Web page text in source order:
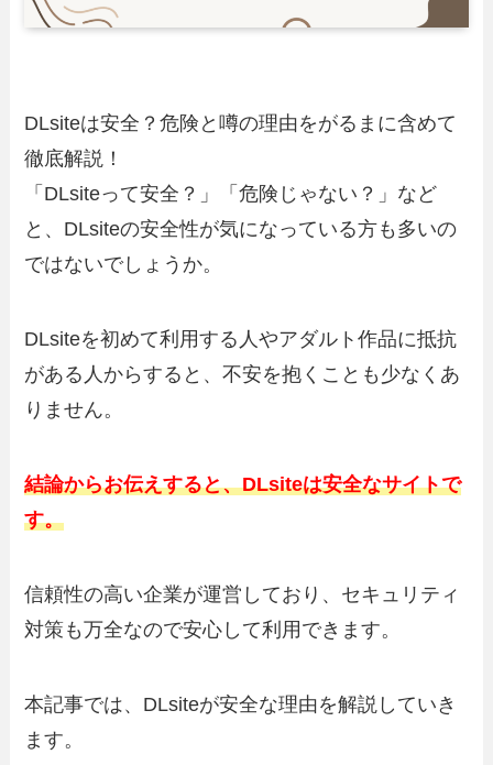
DLsiteは安全？危険と噂の理由をがるまに含めて
徹底解説！
「DLsiteって安全？」「危険じゃない？」など
と、DLsiteの安全性が気になっている方も多いの
ではないでしょうか。
DLsiteを初めて利用する人やアダルト作品に抵抗
がある人からすると、不安を抱くことも少なくあ
りません。
結論からお伝えすると、DLsiteは安全なサイトで
す。
信頼性の高い企業が運営しており、セキュリティ
対策も万全なので安心して利用できます。
本記事では、DLsiteが安全な理由を解説していき
ます。